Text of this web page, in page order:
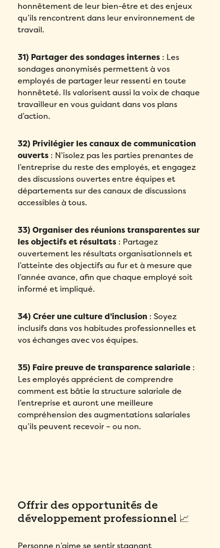
honnêtement de leur bien-être et des enjeux
qu’ils rencontrent dans leur environnement de
travail.
31) Partager des sondages internes : Les
sondages anonymisés permettent à vos
employés de partager leur ressenti en toute
honnêteté. Ils valorisent aussi la voix de chaque
travailleur en vous guidant dans vos plans
d’action.
32) Privilégier les canaux de communication
ouverts : N’isolez pas les parties prenantes de
l’entreprise du reste des employés, et engagez
des discussions ouvertes entre équipes et
départements sur des canaux de discussions
accessibles à tous.
33) Organiser des réunions transparentes sur
les objectifs et résultats : Partagez
ouvertement les résultats organisationnels et
l’atteinte des objectifs au fur et à mesure que
l’année avance, afin que chaque employé soit
informé et impliqué.
34) Créer une culture d’inclusion : Soyez
inclusifs dans vos habitudes professionnelles et
vos échanges avec vos équipes.
35) Faire preuve de transparence salariale :
Les employés apprécient de comprendre
comment est bâtie la structure salariale de
l’entreprise et auront une meilleure
compréhension des augmentations salariales
qu’ils peuvent recevoir – ou non.
Offrir des opportunités de
développement professionnel 📈
Personne n’aime se sentir stagnant